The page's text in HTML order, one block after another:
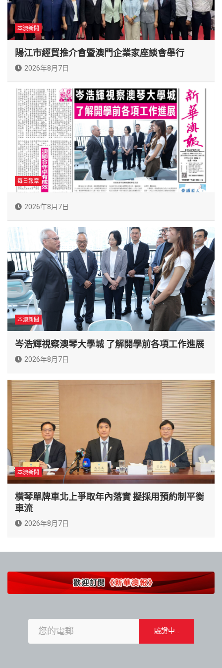
本澳新聞
陽江市經貿推介會暨澳門企業家座談會舉行
2026年8月7日
每日報章
2026年8月7日
本澳新聞
岑浩輝視察澳琴大學城 了解開學前各項工作進展
2026年8月7日
本澳新聞
橫琴單牌車北上爭取年內落實 擬採用預約制平衡
車流
2026年8月7日